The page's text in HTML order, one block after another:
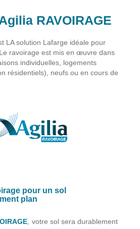
RAVOIRAGE
LA solution Lafarge idéale pour
ravoirage est mis en œuvre dans
individuelles, logements
résidentiels), neufs ou en cours de
pour un sol
plan
, votre sol sera durablement